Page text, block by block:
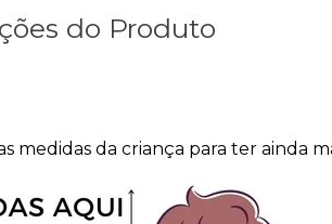
do Produto
da criança para ter ainda